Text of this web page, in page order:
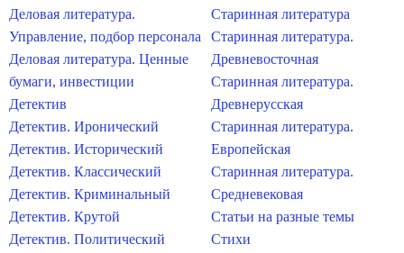
Деловая литература.
Управление, подбор персонала
Деловая литература. Ценные
бумаги, инвестиции
Детектив
Детектив. Иронический
Детектив. Исторический
Детектив. Классический
Детектив. Криминальный
Детектив. Крутой
Детектив. Политический
Старинная литература
Старинная литература.
Древневосточная
Старинная литература.
Древнерусская
Старинная литература.
Европейская
Старинная литература.
Средневековая
Статьи на разные темы
Стихи